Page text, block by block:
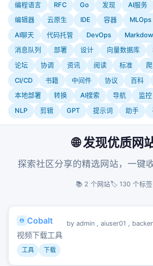
编程语言
RFC Go 发现 AI服务
编辑器
云原生 IDE 容器 MLOps
AI聊天
代码托管 DevOps
消息队列
部署 设计 向量数据库
论坛
协调 资讯 阅读 标准
CI/CD
书籍 中间件 协议 百科
本地部署
转换 AI搜索 导航 监控
NLP
剪辑 GPT 提示词 助手
🌐 发现优质网
探索社区分享的精选网站，一键
📚 2 个网站🏷️ 130 个标签
Cobalt by admin , aiuser01 ,
视频下载工具
工具 下载